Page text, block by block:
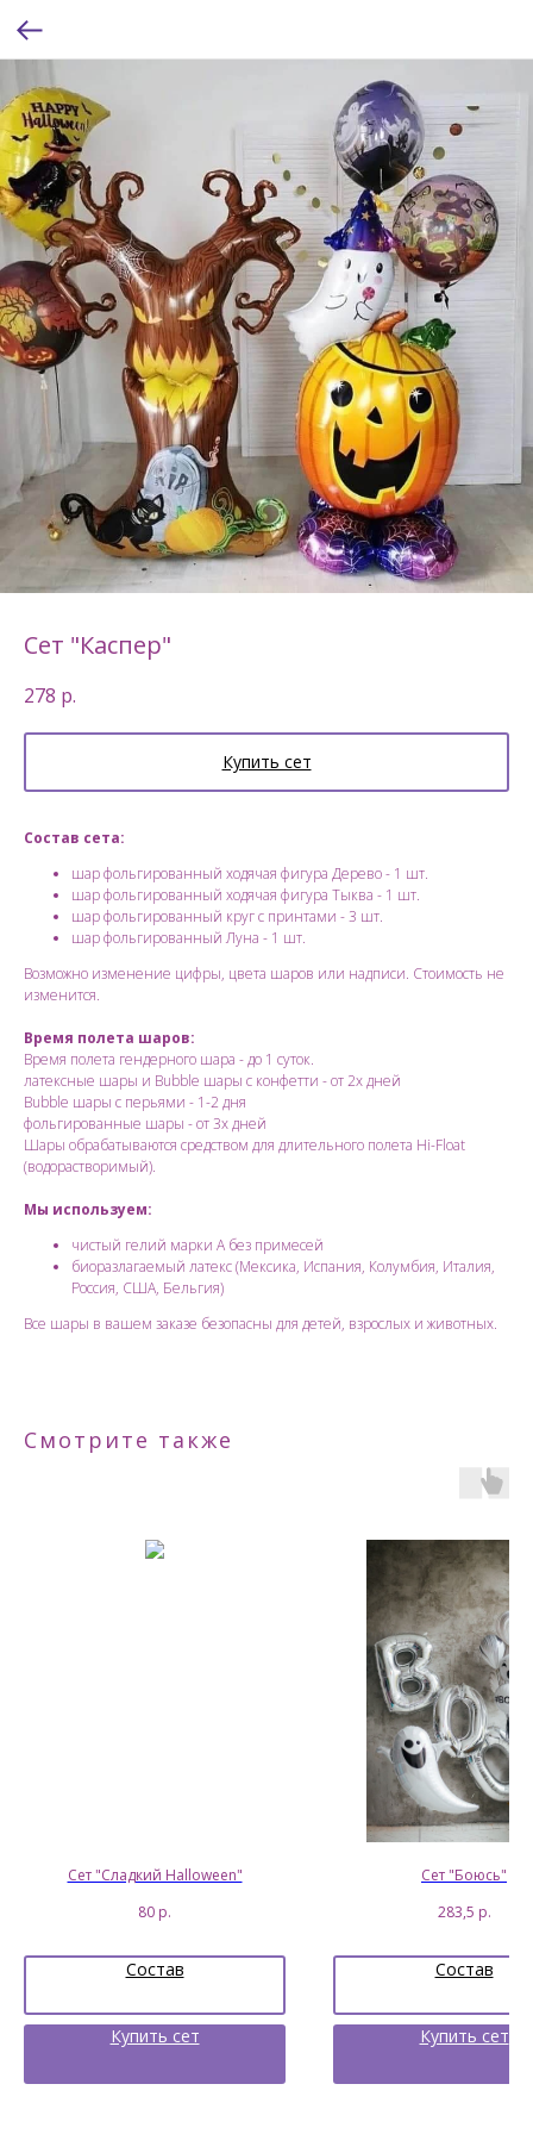
Сет "Каспер"
278 р.
Купить сет
Состав сета:
шар фольгированный ходячая фигура Дерево - 1 шт.
шар фольгированный ходячая фигура Тыква - 1 шт.
шар фольгированный круг с принтами - 3 шт.
шар фольгированный Луна - 1 шт.
Возможно изменение цифры, цвета шаров или надписи. Стоимость не
изменится.
Время полета шаров:
Время полета гендерного шара - до 1 суток.
латексные шары и Bubble шары с конфетти - от 2х дней
Bubble шары с перьями - 1-2 дня
фольгированные шары - от 3х дней
Шары обрабатываются средством для длительного полета Hi-Float
(водорастворимый).
Мы используем:
чистый гелий марки А без примесей
биоразлагаемый латекс (Мексика, Испания, Колумбия, Италия,
Россия, США, Бельгия)
Все шары в вашем заказе безопасны для детей, взрослых и животных.
Смотрите также
Сет "Сладкий Halloween"
80 р.
Состав
Купить сет
Сет "Боюсь"
283,5 р.
Состав
Купить сет